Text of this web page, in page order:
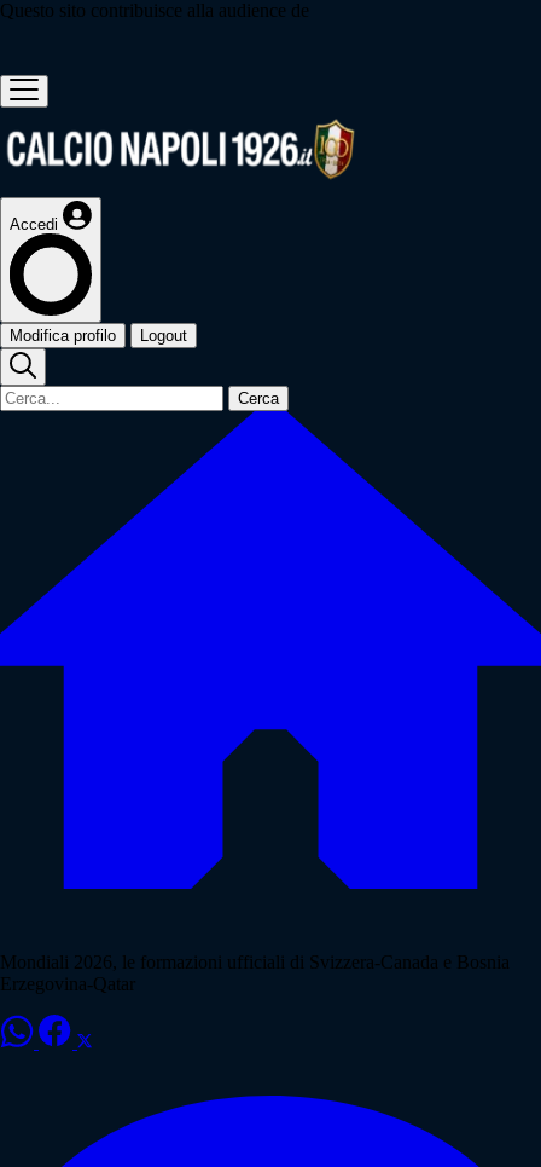
Questo sito contribuisce alla audience de
Accedi
Modifica profilo Logout
Cerca
Mondiali 2026, le formazioni ufficiali di Svizzera-Canada e Bosnia
Erzegovina-Qatar